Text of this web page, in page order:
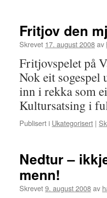
Fritjov den
Skrevet 17. august 2008av
Fritjovspelet på
Nok eit
inn i rekka som
Kultursatsing i
Publisert i Ukategorisert |
Nedtur –
menn!
Skrevet9. august 2008av